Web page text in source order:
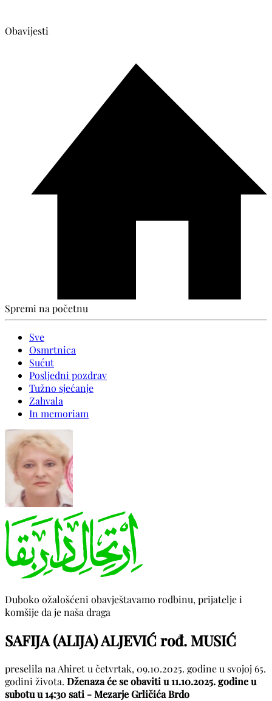
Obavijesti
Spremi na početnu
Sve
Osmrtnica
Sućut
Posljedni pozdrav
Tužno sjećanje
Zahvala
In memoriam
Duboko ožalošćeni obavještavamo rodbinu, prijatelje i
komšije da je naša draga
SAFIJA (ALIJA) ALJEVIĆ rođ. MUSIĆ
preselila na Ahiret u četvrtak, 09.10.2025. godine u svojoj 65.
godini života. Dženaza će se obaviti u 11.10.2025. godine u
subotu u 14:30 sati - Mezarje Grličića Brdo